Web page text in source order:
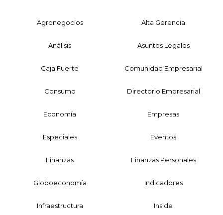
Agronegocios Alta Gerencia
Análisis Asuntos Legales
Caja Fuerte Comunidad Empresarial
Consumo Directorio Empresarial
Economía Empresas
Especiales Eventos
Finanzas Finanzas Personales
Globoeconomía Indicadores
Infraestructura Inside